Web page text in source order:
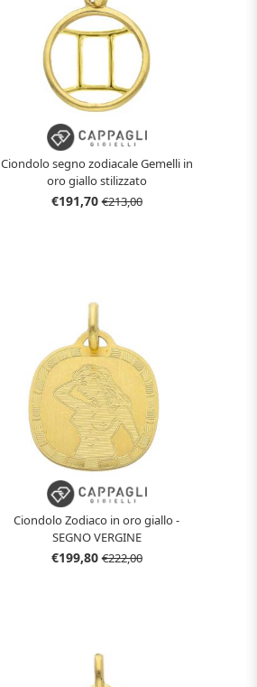
Ciondolo segno zodiacale Gemelli in
oro giallo stilizzato
€191,70€213,00
Ciondolo Zodiaco in oro giallo -
SEGNO VERGINE
€199,80€222,00